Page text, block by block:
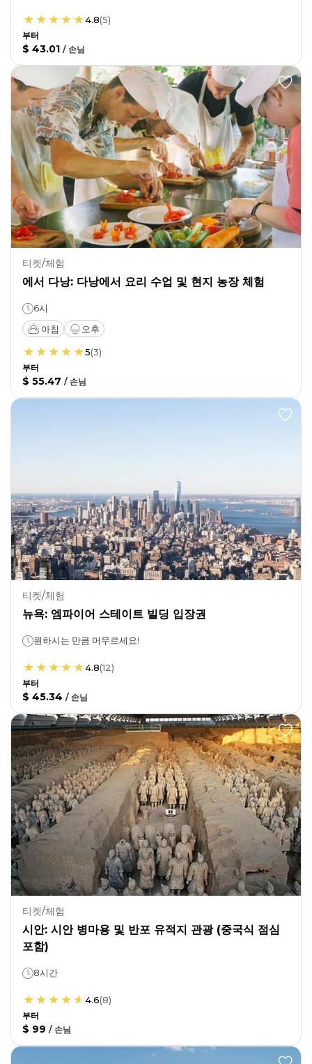
4.8(5)
부터
$ 43.01 / 손님
티켓/체험
에서 다낭: 다낭에서 요리 수업 및 현지 농장 체험
6시
아침
오후
5(3)
부터
$ 55.47 / 손님
티켓/체험
뉴욕: 엠파이어 스테이트 빌딩 입장권
원하시는 만큼 머무르세요!
4.8(12)
부터
$ 45.34 / 손님
티켓/체험
시안: 시안 병마용 및 반포 유적지 관광 (중국식 점심
포함)
8시간
4.6(8)
부터
$ 99 / 손님